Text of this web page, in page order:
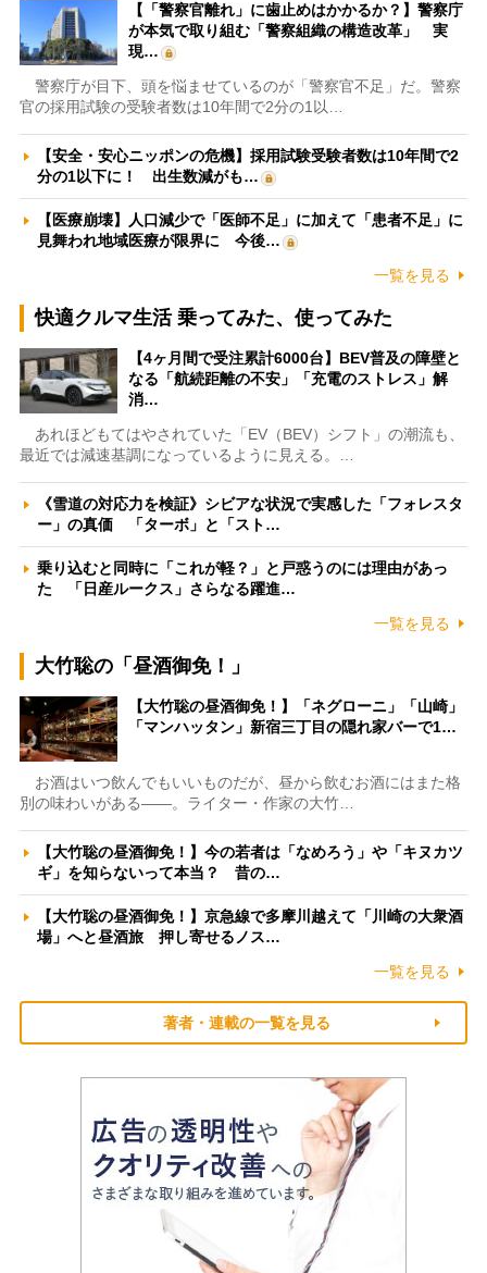
【「警察官離れ」に歯止めはかかるか？】警察庁
が本気で取り組む「警察組織の構造改革」 実
現…
警察庁が目下、頭を悩ませているのが「警察官不足」だ。警察
官の採用試験の受験者数は10年間で2分の1以…
【安全・安心ニッポンの危機】採用試験受験者数は10年間で2
分の1以下に！ 出生数減がも…
【医療崩壊】人口減少で「医師不足」に加えて「患者不足」に
見舞われ地域医療が限界に 今後…
一覧を見る
快適クルマ生活 乗ってみた、使ってみた
【4ヶ月間で受注累計6000台】BEV普及の障壁と
なる「航続距離の不安」「充電のストレス」解
消…
あれほどもてはやされていた「EV（BEV）シフト」の潮流も、
最近では減速基調になっているように見える。…
《雪道の対応力を検証》シビアな状況で実感した「フォレスタ
ー」の真価 「ターボ」と「スト…
乗り込むと同時に「これが軽？」と戸惑うのには理由があっ
た 「日産ルークス」さらなる躍進…
一覧を見る
大竹聡の「昼酒御免！」
【大竹聡の昼酒御免！】「ネグローニ」「山崎」
「マンハッタン」新宿三丁目の隠れ家バーで1…
お酒はいつ飲んでもいいものだが、昼から飲むお酒にはまた格
別の味わいがある――。ライター・作家の大竹…
【大竹聡の昼酒御免！】今の若者は「なめろう」や「キヌカツ
ギ」を知らないって本当？ 昔の…
【大竹聡の昼酒御免！】京急線で多摩川越えて「川崎の大衆酒
場」へと昼酒旅 押し寄せるノス…
一覧を見る
著者・連載の一覧を見る